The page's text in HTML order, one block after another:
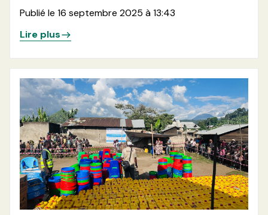
500 ménages en zone de santé
de Minova, dans les aires de
santé de Ruhunde et Karango
Publié le 16 septembre 2025 à 13:43
Lire plus